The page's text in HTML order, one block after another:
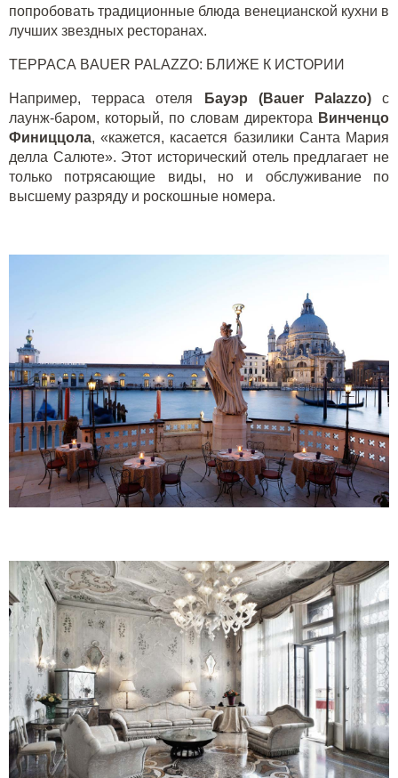
попробовать традиционные блюда венецианской кухни в
лучших звездных ресторанах.
ТЕРРАСА BAUER PALAZZO: БЛИЖЕ К ИСТОРИИ
Например, терраса отеля Бауэр (Bauer Palazzo)с
лаунж-баром, который, по словам директора Винченцо
Финиццола, «кажется, касается базилики Санта Мария
делла Салюте». Этот исторический отель предлагает не
только потрясающие виды, но и обслуживание по
высшему разряду и роскошные номера.